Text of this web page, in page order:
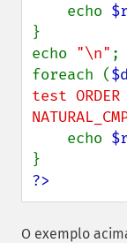
    echo
}
echo "\n" ;
foreach (
test ORDER
    echo
?>
O exemplo